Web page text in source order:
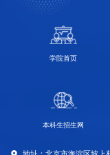
学院首页
本科生招生网